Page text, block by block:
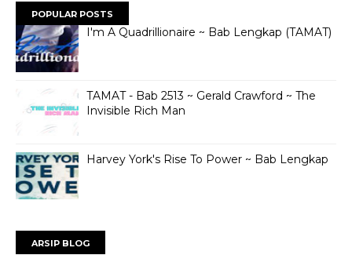
POPULAR POSTS
I'm A Quadrillionaire ~ Bab Lengkap (TAMAT)
TAMAT - Bab 2513 ~ Gerald Crawford ~ The
Invisible Rich Man
Harvey York's Rise To Power ~ Bab Lengkap
ARSIP BLOG